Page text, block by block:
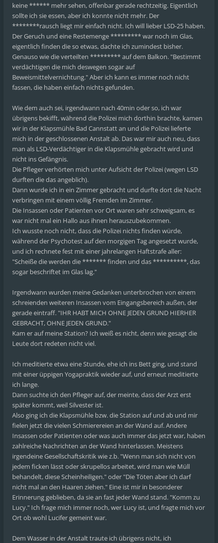
keine ****** mehr sehen, offenbar gerade rechtzeitig. Eigentlich
sollte ich sie essen, aber ich konnte nicht mehr. Der
********rausch liegt mir einfach nicht. Ich will lieber LSD-25 haben.
Der Geruch und eine Restemenge ********* war noch im Glas,
eigentlich finden die so etwas, dachte ich zumindest bisher.
Genauso wie die verteilten ********* auf dem Balkon. "Bestimmt
verdächtigen die mich deswegen sogar auf
Beweismittelvernichtung." Aber ich kann es immer noch nicht
fassen, die haben einfach nichts gefunden.
Wie dem auch sei, irgendwann nach 40min oder so, ich war
übrigens bekifft, während die Polizei mich dorthin brachte, kamen
wir in der Klapsmühle Bad Cannstatt an und die Polizei lieferte
mich in der geschlossenen Anstalt ab. Das war mir auch neu, dass
man als LSD‑Verdächtiger in die Klapsmühle gebracht wird und
nicht ins Gefängnis.
Die Pfleger verhörten mich unter Aufsicht der Polizei (wegen LSD
durften die das angeblich).
Dann wurde ich in ein Zimmer gebracht und durfte dort die Nacht
verbringen mit einem völlig Fremden im Zimmer.
Die Insassen oder Patienten vor Ort waren sehr schweigsam, es
war nicht mal ein Hallo aus ihnen herauszubekommen.
Ich wusste noch nicht, dass die Polizei nichts finden würde,
während der Psychotest auf den morgigen Tag angesetzt wurde,
und ich rechnete fest mit einer jahrelangen Haftstrafe aller:
"Scheiße die werden die ******* finden und das **********, das
sogar beschriftet im Glas lag."
Irgendwann wurden meine Gedanken unterbrochen von einem
schreienden weiteren Insassen vom Eingangsbereich außen, der
gerade eintraff. "IHR HABT MICH OHNE JEDEN GRUND HIERHER
GEBRACHT, OHNE JEDEN GRUND."
Kam er auf meine Station? Ich weiß es nicht, denn wie gesagt die
Leute dort redeten nicht viel.
Ich meditierte etwa eine Stunde, ehe ich ins Bett ging, und stand
mit einer üppigen Yogapraktik wieder auf, und erneut meditierte
ich lange.
Dann suchte ich den Pfleger auf, der meinte, dass der Arzt erst
später kommt, weil Silvester ist.
Also ging ich die Klapsmühle bzw. die Station auf und ab und mir
fielen jetzt die vielen Schmierereien an der Wand auf. Andere
Insassen oder Patienten oder was auch immer das jetzt war, haben
zahlreiche Nachrichten an der Wand hinterlassen. Meistens
irgendeine Gesellschaftskritik wie z.b. "Wenn man sich nicht von
jedem ficken lässt oder skrupellos arbeitet, wird man wie Müll
behandelt, diese Scheinheiligen." oder "Die Töten aber ich darf
nicht mal an den Haaren ziehen." Eine ist mir in besonderer
Erinnerung geblieben, da sie an fast jeder Wand stand. "Komm zu
Lucy." Ich frage mich immer noch, wer Lucy ist, und fragte mich vor
Ort ob wohl Lucifer gemeint war.
Dem Wasser in der Anstalt traute ich übrigens nicht, ich